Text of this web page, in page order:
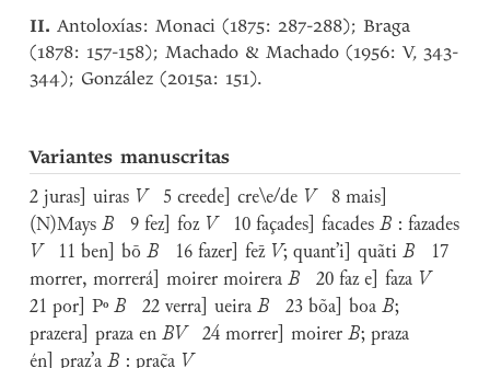
II.Antoloxías: Monaci (1875: 287-288); Braga
(1878: 157-158); Machado & Machado (1956: V, 343-
344); González (2015a: 151).
Variantes manuscritas
2 juras] uiras V 5 creede] cre\e/de V 8 mais]
(N)MaysB 9 fez] foz V 10 façades] facadesB : fazades
V 11 ben] bōB 16 fazer] fez̄ V; quant’i] quãtiB 17
morrer, morrerá] moirer moireraB 20 faz e] faza V
21 por] PºB 22 verra] ueiraB 23 bõa] boaB;
prazera] praza enBV 24 morrer] moirerB; praza
én] praz’aB : praç̃a V